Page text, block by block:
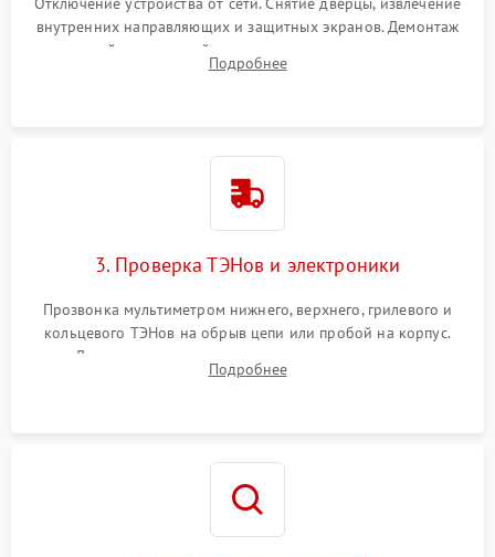
внутренних направляющих и защитных экранов. Демонтаж
задней или верхней панели для прямого доступа к
нагревательным элементам, плате и вентиляторам.
Подробнее
3. Проверка ТЭНов и электроники
Прозвонка мультиметром нижнего, верхнего, грилевого и
кольцевого ТЭНов на обрыв цепи или пробой на корпус.
Диагностика термостата, датчиков температуры,
переключателя режимов и мотора конвекции.
Подробнее